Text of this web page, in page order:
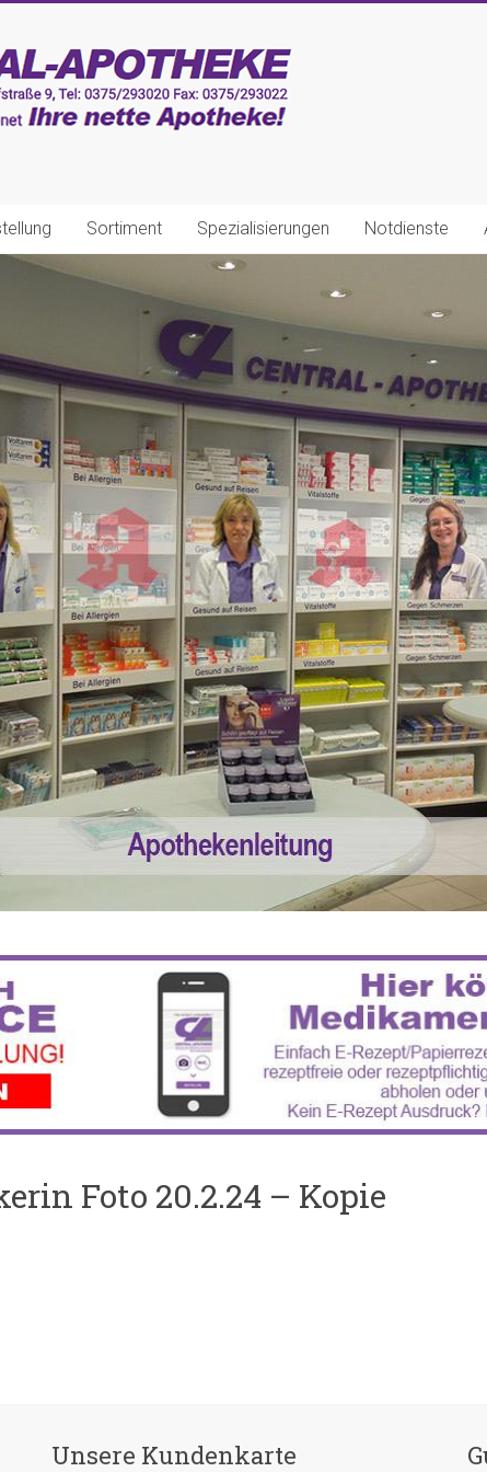
Sortiment Spezialisierungen Notdienste
RABATT AUF REZEPTFREIE
TREUEBONUS MIT KUNDENKARTE
Foto 20.2.24 – Kopie
Unsere Kundenkarte